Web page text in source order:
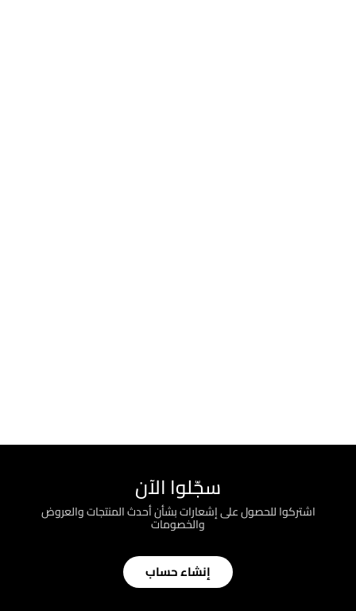
سجّلوا الآن
اشتركوا للحصول على إشعارات بشأن أحدث المنتجات والعروض
والخصومات
إنشاء حساب